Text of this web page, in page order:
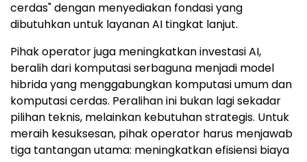
cerdas" dengan menyediakan fondasi yang
dibutuhkan untuk layanan AI tingkat lanjut.
Pihak operator juga meningkatkan investasi AI,
beralih dari komputasi serbaguna menjadi model
hibrida yang menggabungkan komputasi umum dan
komputasi cerdas. Peralihan ini bukan lagi sekadar
pilihan teknis, melainkan kebutuhan strategis. Untuk
meraih kesuksesan, pihak operator harus menjawab
tiga tantangan utama: meningkatkan efisiensi biaya